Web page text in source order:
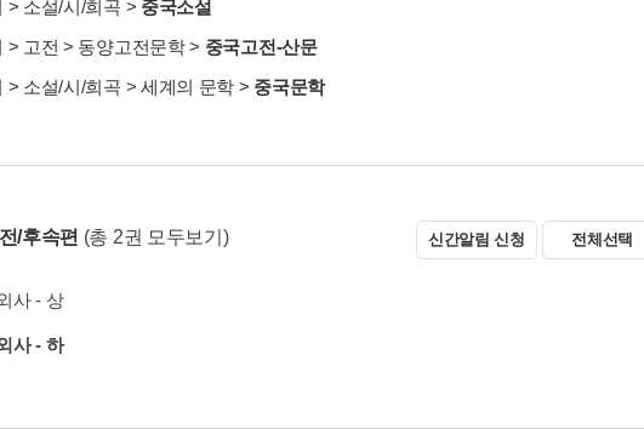
> 소설/시/희곡 > 중국소설
> 고전 > 동양고전문학> 중국고전-산문
> 소설/시/희곡 > 세계의 문학 > 중국문학
/후속편 (총 2권 모두보기) 신간알림 신청 전체선택
사 - 상
사 - 하